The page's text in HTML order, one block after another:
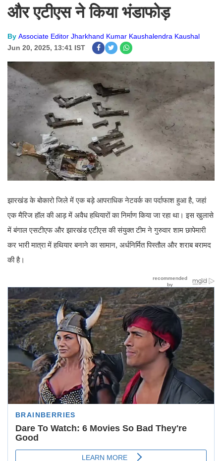
और एटीएस ने किया भंडाफोड़
By Associate Editor Jharkhand Kumar Kaushalendra Kaushal
Jun 20, 2025, 13:41 IST
झारखंड के बोकारो जिले में एक बड़े आपराधिक नेटवर्क का पर्दाफाश हुआ है, जहां
एक मैरिज हॉल की आड़ में अवैध हथियारों का निर्माण किया जा रहा था। इस खुलासे
में बंगाल एसटीएफ और झारखंड एटीएस की संयुक्त टीम ने गुरुवार शाम छापेमारी
कर भारी मात्रा में हथियार बनाने का सामान, अर्धनिर्मित पिस्तौल और शराब बरामद
की है।